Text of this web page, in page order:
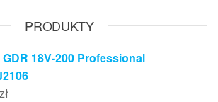
PRODUKTY
18V-200 Professional
zł